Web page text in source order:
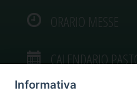
ORARIO MESSE
CALENDARIO
Informativa